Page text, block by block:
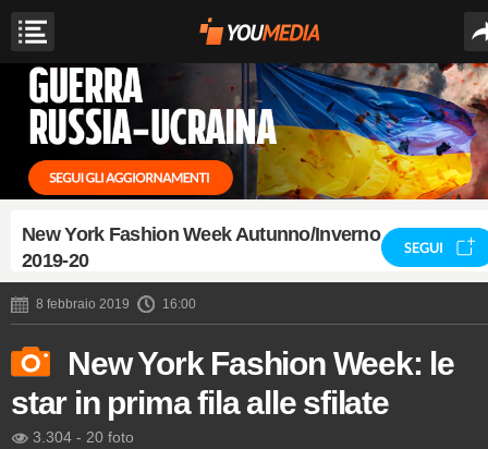
New York Fashion Week Autunno/Inverno
2019-20
SEGUI
8 febbraio 2019 16:00
New York Fashion Week: le
star in prima fila alle sfilate
3.304 - 20 foto